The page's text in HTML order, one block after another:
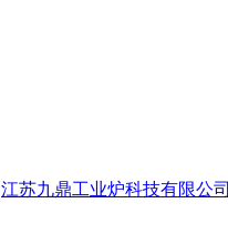
江苏九鼎工业炉科技有限公司